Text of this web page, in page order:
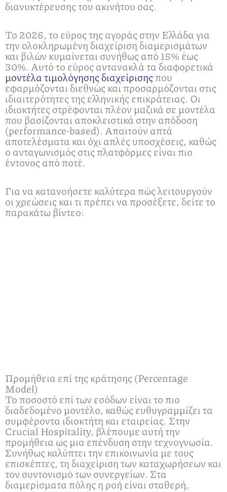
διανυκτέρευσης του ακινήτου σας.
Το 2026, το εύρος της αγοράς στην Ελλάδα για
την ολοκληρωμένη διαχείριση διαμερισμάτων
και βιλών κυμαίνεται συνήθως από 15% έως
30%. Αυτό το εύρος αντανακλά τα διαφορετικά
μοντέλα τιμολόγησης διαχείρισηςπου
εφαρμόζονται διεθνώς και προσαρμόζονται στις
ιδιαιτερότητες της ελληνικής επικράτειας. Οι
ιδιοκτήτες στρέφονται πλέον μαζικά σε μοντέλα
που βασίζονται αποκλειστικά στην απόδοση
(performance-based). Απαιτούν απτά
αποτελέσματα και όχι απλές υποσχέσεις, καθώς
ο ανταγωνισμός στις πλατφόρμες είναι πιο
έντονος από ποτέ.
Για να κατανοήσετε καλύτερα πώς λειτουργούν
οι χρεώσεις και τι πρέπει να προσέξετε, δείτε το
παρακάτω βίντεο:
Προμήθεια επί της κράτησης (Percentage
Model)
Το ποσοστό επί των εσόδων είναι το πιο
διαδεδομένο μοντέλο, καθώς ευθυγραμμίζει τα
συμφέροντα ιδιοκτήτη και εταιρείας. Στην
Crucial Hospitality, βλέπουμε αυτή την
προμήθεια ως μια επένδυση στην τεχνογνωσία.
Συνήθως καλύπτει την επικοινωνία με τους
επισκέπτες, τη διαχείριση των καταχωρήσεων και
τον συντονισμό των συνεργείων. Στα
διαμερίσματα πόλης η ροή είναι σταθερή,